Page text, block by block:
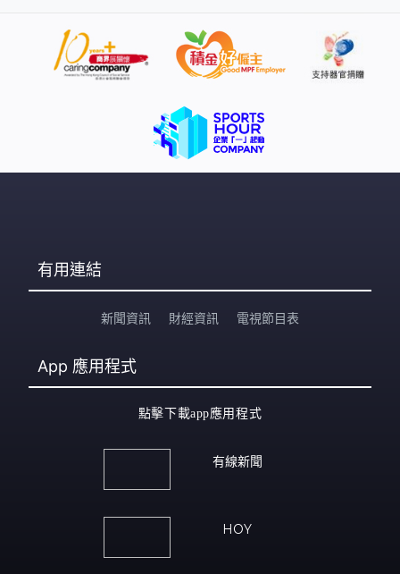
久」懷孕期間，就透過這種方式補充葉酸。 長江江豚是國
家一級保護動物，在世界瀕危物種紅色名錄中，屬極危級
別，內地目前僅存的長江江豚，約有1400多頭。為了保育
護體系，其中就地保護最重要，但因為人類頻繁的活動，
所以難度亦最大，當局目前在長江幹流，及洞庭湖等水
域，已設有8個自然保護區。至於遷地保護，是把江豚
有用連結
新聞資訊 財經資訊 電視節目表
App 應用程式
點擊下載app應用程式
有線新聞
HOY